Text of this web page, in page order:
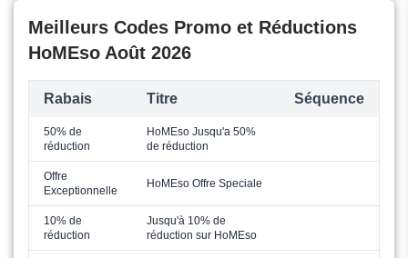
Meilleurs Codes Promo et Réductions
HoMEso Août 2026
Rabais Titre Séquence
50% de
réduction
HoMEso Jusqu'a 50%
de réduction
Offre
Exceptionnelle
HoMEso Offre Speciale
10% de
réduction
Jusqu'à 10% de
réduction sur HoMEso